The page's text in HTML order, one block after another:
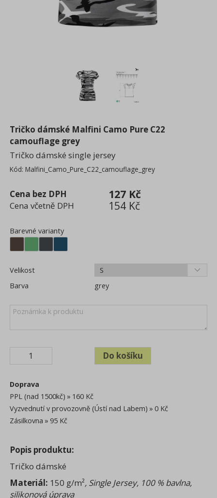
Bundy, vesty, fleece
Spodní prádlo, ponožky, plavky
Froté, ručníky a osušky
Pracovní a bezpečnostní oblečení
Textil 3XL - 7XL
Tričko dámské Malfini Camo Pure C22
camouflage grey
Tričko dámské single jersey
Kód: Malfini_Camo_Pure_C22_camouflage_grey
Cena bez DPH 127 Kč
Cena včetně DPH 154 Kč
Barevné varianty
Velikost
Barva
grey
Doprava
PPL (nad 1500kč)
160 Kč
Vyzvednutí v provozovně (Ústí nad Labem)
0 Kč
Zásilkovna
95 Kč
Popis produktu:
Tričko dámské
Materiál: 150 g/m², Single Jersey, 100 % bavlna,
silikonová úprava